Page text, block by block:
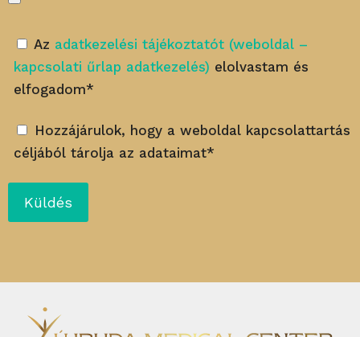
Az adatkezelési tájékoztatót (weboldal –
kapcsolati űrlap adatkezelés) elolvastam és
elfogadom*
Hozzájárulok, hogy a weboldal kapcsolattartás
céljából tárolja az adataimat*